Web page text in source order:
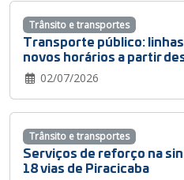
Transporte público:
novos horários a partir
02/07/2026
Trânsito e transportes
Serviços de reforço na
18 vias de Piracicaba
Trânsito e transportes